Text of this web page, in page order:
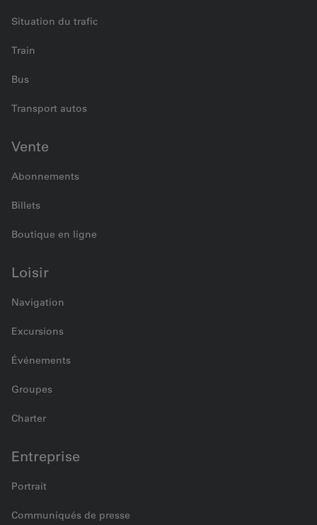
Situation du trafic
Train
Bus
Transport autos
Vente
Abonnements
Billets
Boutique en ligne
Loisir
Navigation
Excursions
Événements
Groupes
Charter
Entreprise
Portrait
Communiqués de presse